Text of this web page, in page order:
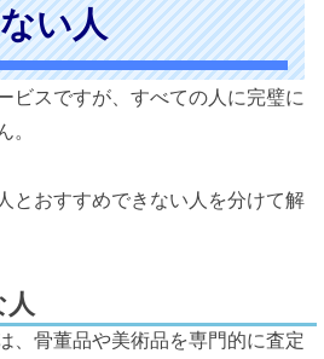
い人
ビスですが、すべての人に完璧に
とおすすめできない人を分けて解
、骨董品や美術品を専門的に査定